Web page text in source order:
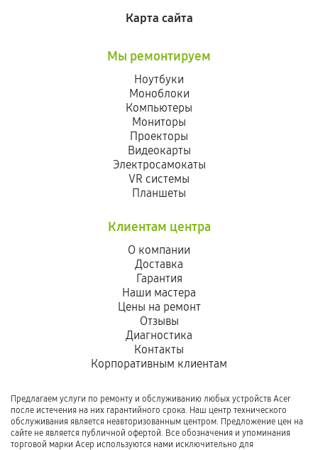
Карта сайта
Мы ремонтируем
Ноутбуки
Моноблоки
Компьютеры
Мониторы
Проекторы
Видеокарты
Электросамокаты
VR системы
Планшеты
Клиентам центра
О компании
Доставка
Гарантия
Наши мастера
Цены на ремонт
Отзывы
Диагностика
Контакты
Корпоративным клиентам
Предлагаем услуги по ремонту и обслуживанию любых устройств Acer
после истечения на них гарантийного срока. Наш центр технического
обслуживания является неавторизованным центром. Предложение цен на
сайте не является публичной офертой. Все обозначения и упоминания
торговой марки Асер используются нами исключительно для